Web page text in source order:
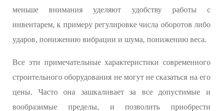
меньше внимания уделяют удобству работы с
инвентарем, к примеру регулировке числа оборотов либо
ударов, понижению вибрации и шума, понижению веса.
Все эти примечательные характеристики современного
строительного оборудования не могут не сказаться на его
цены. Часто она зашкаливает за все допустимые и
вообразимые пределы, и позволить приобрести